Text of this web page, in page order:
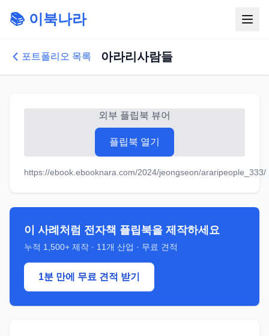
📚 이북나라
포트폴리오 목록 아라리사람들
외부 플립북 뷰어
플립북 열기
https://ebook.ebooknara.com/2024/jeongseon/araripeople_333/
이 사례처럼 전자책 플립북을 제작하세요
누적 1,500+ 제작 · 11 개 산업 · 무료 견적
1분 만에 무료 견적 받기